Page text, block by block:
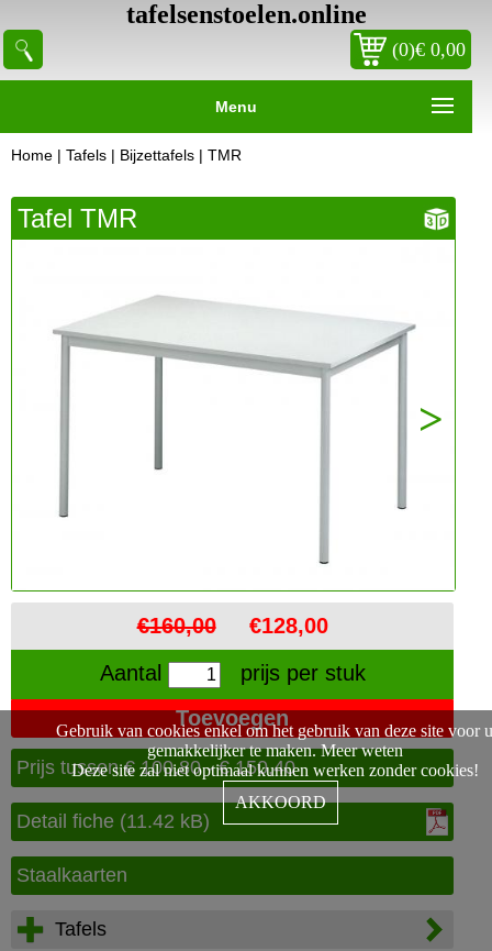
tafelsenstoelen.online
(0)€ 0,00
Menu
Home | Tafels | Bijzettafels | TMR
Tafel TMR
€160,00
€128,00
Aantal
prijs per stuk
Prijs tussen € 100,80 - € 150,40
Detail fiche (11.42 kB)
Staalkaarten
Tafels
Gebruik van cookies enkel om het gebruik van deze site voor
gemakkelijker te maken.Meer weten
Deze site zal niet optimaal kunnen werken zonder cookies!
AKKOORD